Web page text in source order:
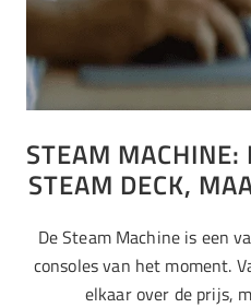
STEAM MACHINE:
STEAM DECK,
De Steam Machine is een
consoles van het moment.
elkaar over de prijs,